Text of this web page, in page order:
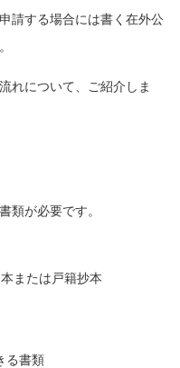
請する場合には書く在外公
れについて、ご紹介しま
類が必要です。
または戸籍抄本
る書類